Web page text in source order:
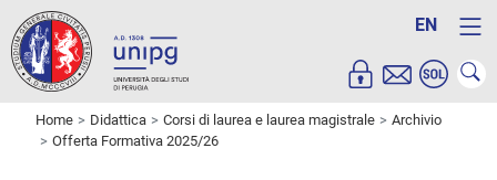
EN
Home Didattica Corsi di laurea e laurea magistrale
Archivio
Offerta Formativa 2025/26